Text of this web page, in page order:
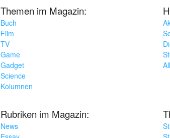
Themen im Magazin:
Buch
Film
TV
Game
Gadget
Science
Kolumnen
Rubriken im Magazin:
News